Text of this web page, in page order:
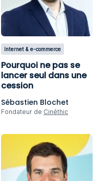
Internet & e-commerce
Pourquoi ne pas se
lancer seul dans une
cession
Sébastien Blochet
Fondateur de Cinéthic